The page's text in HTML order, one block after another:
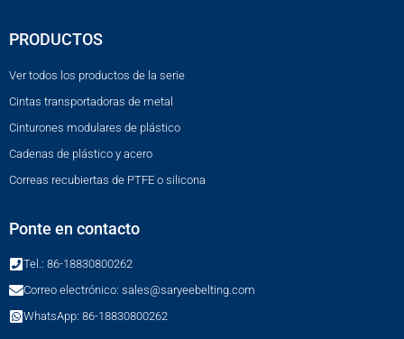
PRODUCTOS
Ver todos los productos de la serie
Cintas transportadoras de metal
Cinturones modulares de plástico
Cadenas de plástico y acero
Correas recubiertas de PTFE o silicona
Ponte en contacto
Tel.: 86-18830800262
Correo electrónico: sales@saryeebelting.com
WhatsApp: 86-18830800262